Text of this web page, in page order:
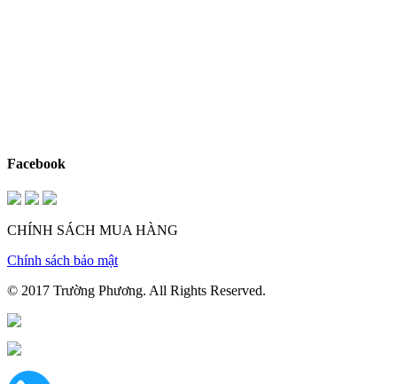
Facebook
CHÍNH SÁCH MUA HÀNG
Chính sách bảo mật
© 2017 Trường Phương. All Rights Reserved.